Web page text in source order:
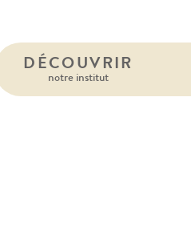
DÉCOUVRIR
notre institut